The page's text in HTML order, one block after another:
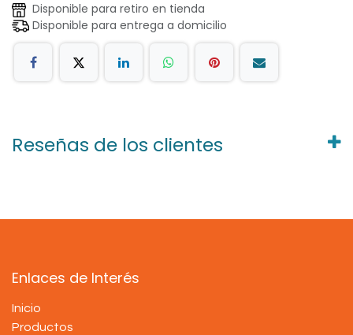
Disponible para retiro en tienda
Disponible para entrega a domicilio
Reseñas de los clientes
Enlaces de Interés
Inicio
Productos